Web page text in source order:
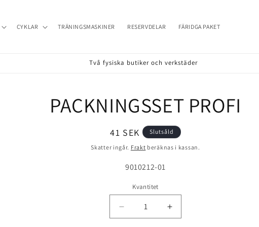
CYKLAR TRÄNINGSMASKINER RESERVDELAR FÄRIDGA PAKET
Två fysiska butiker och verkstäder
produktinformationPACKNINGSSET PROFI
Ordinarie
pris
41 SEK Slutsåld
Skatter ingår. Frakt beräknas i kassan.
Lagerhållningsenhet:
9010212-01
Kvantitet
Minska
kvantitet
Öka
kvantitet